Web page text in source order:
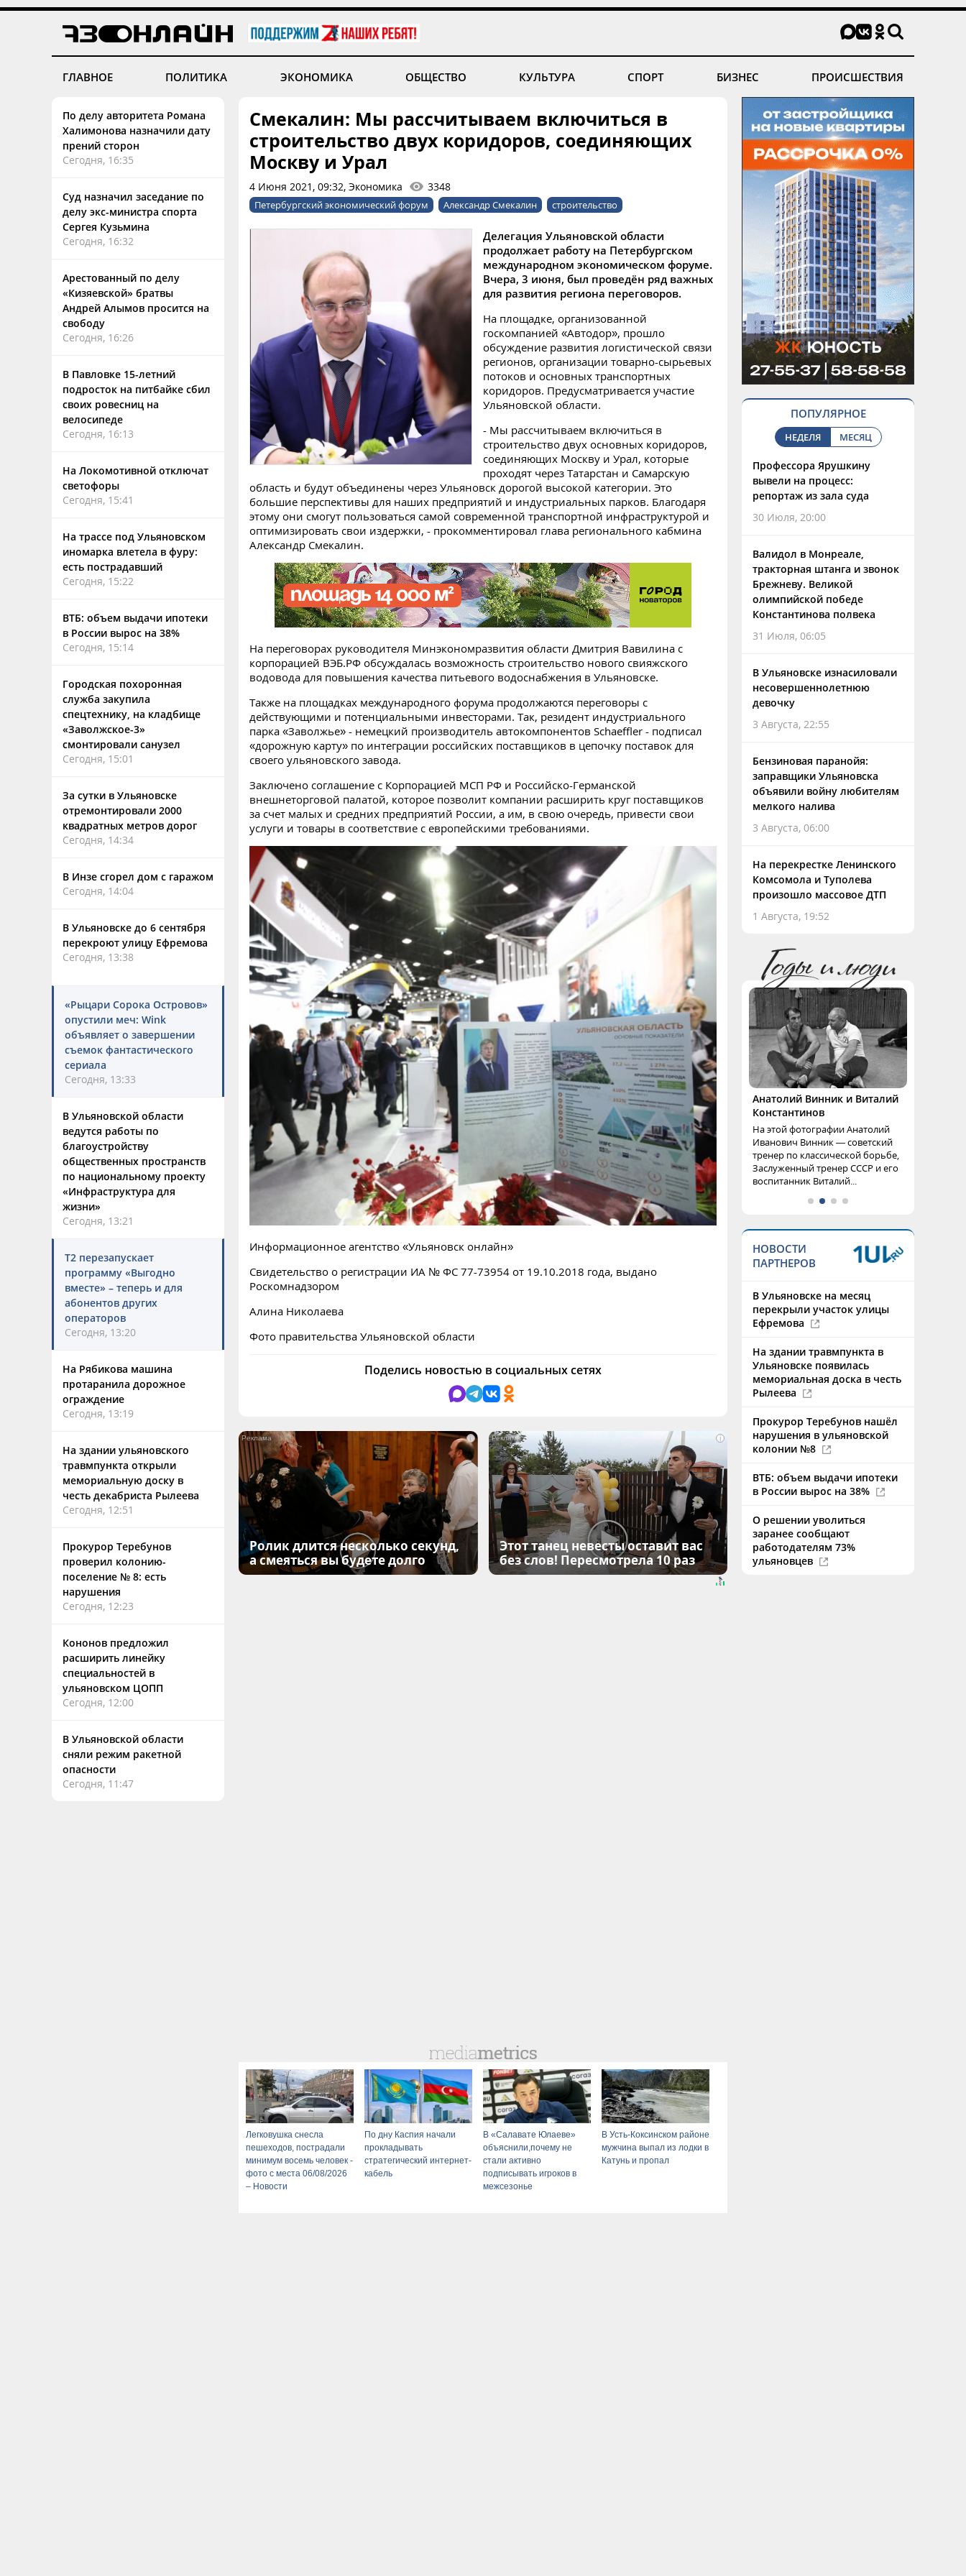
ГЛАВНОЕ ПОЛИТИКА ЭКОНОМИКА ОБЩЕСТВО КУЛЬТУРА СПОРТ БИЗНЕС ПРОИСШЕСТВИЯ
По делу авторитета Романа
Халимонова назначили дату
прений сторон
Сегодня, 16:35
Суд назначил заседание по
делу экс-министра спорта
Сергея Кузьмина
Сегодня, 16:32
Арестованный по делу
«Кизяевской» братвы
Андрей Алымов просится на
свободу
Сегодня, 16:26
В Павловке 15-летний
подросток на питбайке сбил
своих ровесниц на
велосипеде
Сегодня, 16:13
На Локомотивной отключат
светофоры
Сегодня, 15:41
На трассе под Ульяновском
иномарка влетела в фуру:
есть пострадавший
Сегодня, 15:22
ВТБ: объем выдачи ипотеки
в России вырос на 38%
Сегодня, 15:14
Городская похоронная
служба закупила
спецтехнику, на кладбище
«Заволжское-3»
смонтировали санузел
Сегодня, 15:01
За сутки в Ульяновске
отремонтировали 2000
квадратных метров дорог
Сегодня, 14:34
В Инзе сгорел дом с гаражом
Сегодня, 14:04
В Ульяновске до 6 сентября
перекроют улицу Ефремова
Сегодня, 13:38
«Рыцари Сорока Островов»
опустили меч: Wink
объявляет о завершении
съемок фантастического
сериала
Сегодня, 13:33
В Ульяновской области
ведутся работы по
благоустройству
общественных пространств
по национальному проекту
«Инфраструктура для
жизни»
Сегодня, 13:21
Т2 перезапускает
программу «Выгодно
вместе» – теперь и для
абонентов других
операторов
Сегодня, 13:20
На Рябикова машина
протаранила дорожное
ограждение
Сегодня, 13:19
На здании ульяновского
травмпункта открыли
мемориальную доску в
честь декабриста Рылеева
Сегодня, 12:51
Прокурор Теребунов
проверил колонию-
поселение № 8: есть
нарушения
Сегодня, 12:23
Кононов предложил
расширить линейку
специальностей в
ульяновском ЦОПП
Сегодня, 12:00
В Ульяновской области
сняли режим ракетной
опасности
Сегодня, 11:47
Смекалин: Мы рассчитываем включиться в
строительство двух коридоров, соединяющих
Москву и Урал
4 Июня 2021, 09:32, Экономика 3348
Петербургский экономический форум Александр Смекалин строительство
Делегация Ульяновской области
продолжает работу на Петербургском
международном экономическом форуме.
Вчера, 3 июня, был проведён ряд важных
для развития региона переговоров.
На площадке, организованной
госкомпанией «Автодор», прошло
обсуждение развития логистической связи
регионов, организации товарно-сырьевых
потоков и основных транспортных
коридоров. Предусматривается участие
Ульяновской области.
- Мы рассчитываем включиться в
строительство двух основных коридоров,
соединяющих Москву и Урал, которые
проходят через Татарстан и Самарскую
область и будут объединены через Ульяновск дорогой высокой категории. Это
большие перспективы для наших предприятий и индустриальных парков. Благодаря
этому они смогут пользоваться самой современной транспортной инфраструктурой и
оптимизировать свои издержки, - прокомментировал глава регионального кабмина
Александр Смекалин.
На переговорах руководителя Минэкономразвития области Дмитрия Вавилина с
корпорацией ВЭБ.РФ обсуждалась возможность строительство нового свияжского
водовода для повышения качества питьевого водоснабжения в Ульяновске.
Также на площадках международного форума продолжаются переговоры с
действующими и потенциальными инвесторами. Так, резидент индустриального
парка «Заволжье» - немецкий производитель автокомпонентов Schaeffler - подписал
«дорожную карту» по интеграции российских поставщиков в цепочку поставок для
своего ульяновского завода.
Заключено соглашение с Корпорацией МСП РФ и Российско-Германской
внешнеторговой палатой, которое позволит компании расширить круг поставщиков
за счет малых и средних предприятий России, а им, в свою очередь, привести свои
услуги и товары в соответствие с европейскими требованиями.
Информационное агентство «Ульяновск онлайн»
Свидетельство о регистрации ИА № ФС 77-73954 от 19.10.2018 года, выдано
Роскомнадзором
Алина Николаева
Фото правительства Ульяновской области
Поделись новостью в социальных сетях
i
Ролик длится несколько секунд,
а смеяться вы будете долго
i
Этот танец невесты оставит вас
без слов! Пересмотрела 10 раз
Легковушка снесла
пешеходов, пострадали
минимум восемь человек -
фото с места 06/08/2026
– Новости
По дну Каспия начали
прокладывать
стратегический интернет-
кабель
В «Салавате Юлаеве»
объяснили,почему не
стали активно
подписывать игроков в
межсезонье
В Усть-Коксинском районе
мужчина выпал из лодки в
Катунь и пропал
ПОПУЛЯРНОЕ
НЕДЕЛЯ МЕСЯЦ
Профессора Ярушкину
вывели на процесс:
репортаж из зала суда
30 Июля, 20:00
Валидол в Монреале,
тракторная штанга и звонок
Брежневу. Великой
олимпийской победе
Константинова полвека
31 Июля, 06:05
В Ульяновске изнасиловали
несовершеннолетнюю
девочку
3 Августа, 22:55
Бензиновая паранойя:
заправщики Ульяновска
объявили войну любителям
мелкого налива
3 Августа, 06:00
На перекрестке Ленинского
Комсомола и Туполева
произошло массовое ДТП
1 Августа, 19:52
Анатолий Винник и Виталий
Константинов
На этой фотографии Анатолий
Иванович Винник — советский
тренер по классической борьбе,
Заслуженный тренер СССР и его
воспитанник Виталий...
НОВОСТИ
ПАРТНЕРОВ
В Ульяновске на месяц
перекрыли участок улицы
Ефремова
На здании травмпункта в
Ульяновске появилась
мемориальная доска в честь
Рылеева
Прокурор Теребунов нашёл
нарушения в ульяновской
колонии №8
ВТБ: объем выдачи ипотеки
в России вырос на 38%
О решении уволиться
заранее сообщают
работодателям 73%
ульяновцев